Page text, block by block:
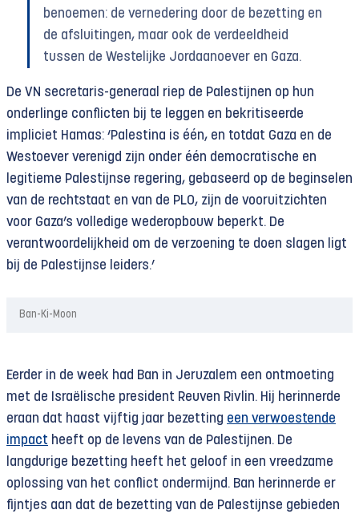
benoemen: de vernedering door de bezetting en
de afsluitingen, maar ook de verdeeldheid
tussen de Westelijke Jordaanoever en Gaza.
De VN secretaris-generaal riep de Palestijnen op hun
onderlinge conflicten bij te leggen en bekritiseerde
impliciet Hamas: ‘Palestina is één, en totdat Gaza en de
Westoever verenigd zijn onder één democratische en
legitieme Palestijnse regering, gebaseerd op de beginselen
van de rechtstaat en van de PLO, zijn de vooruitzichten
voor Gaza’s volledige wederopbouw beperkt. De
verantwoordelijkheid om de verzoening te doen slagen ligt
bij de Palestijnse leiders.’
Ban-Ki-Moon
Eerder in de week had Ban in Jeruzalem een ontmoeting
met de Israëlische president Reuven Rivlin. Hij herinnerde
eraan dat haast vijftig jaar bezetting een verwoestende
impact heeft op de levens van de Palestijnen. De
langdurige bezetting heeft het geloof in een vreedzame
oplossing van het conflict ondermijnd. Ban herinnerde er
fijntjes aan dat de bezetting van de Palestijnse gebieden